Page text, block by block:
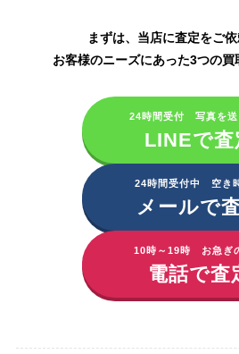
まずは、当店に査定をご依
お客様のニーズにあった3つの買
24時間受付 写真を送
LINEで査
24時間受付中 空き
メールで
10時～19時 お急ぎ
電話で査